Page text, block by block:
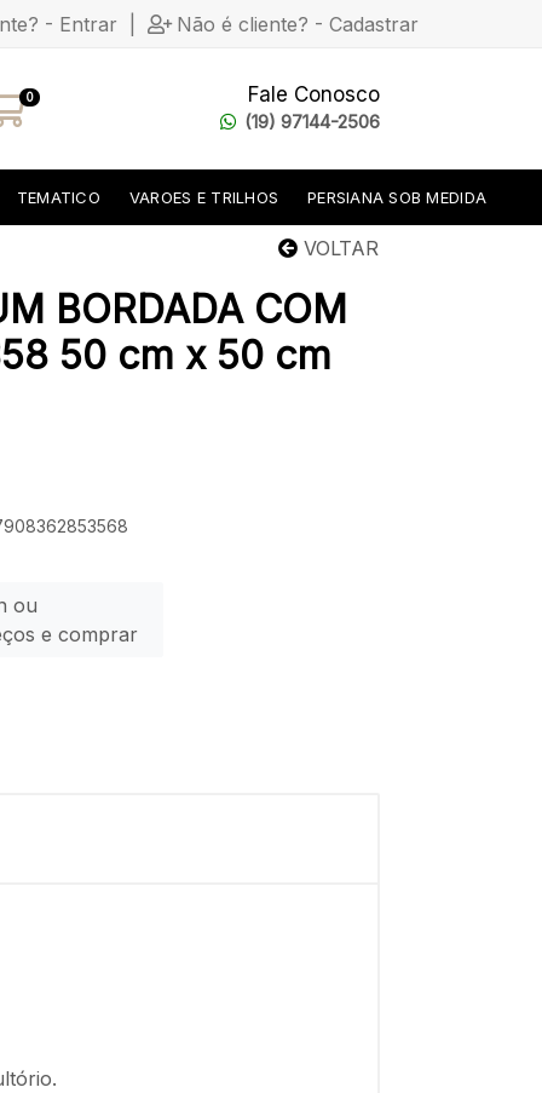
- Entrar Não é cliente? - Cadastrar
0 Fale Conosco
(19) 97144-2506
TEMATICO VAROES E TRILHOS PERSIANA SOB MEDIDA
VOLTAR
BORDADA COM
50 cm x 50 cm
ou
e comprar